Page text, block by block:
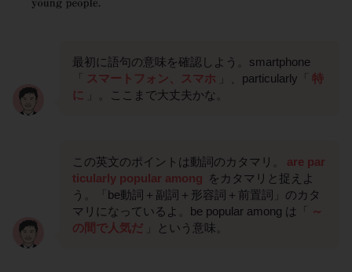
最初に語句の意味を確認しよう。smartphone
スマートフォン、スマホ 」、particularly「
特
に
」。ここまで大丈夫かな。
この英文のポイントは動詞のカタマリ。
are par
ticularly popular among をカタマリと捉えよ
う。「be動詞＋副詞＋形容詞＋前置詞」のカタ
マリになっているよ。be popular among は「
～
の間で人気だ
」という意味。